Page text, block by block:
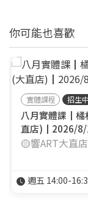
你可能也喜歡
實體課程 招生中
八月實體課┃橘
直店)┃2026/
🟡響ART大直店
週五 14:00-